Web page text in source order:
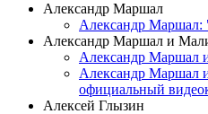
Александр Маршал
Александр Маршал:
Александр Маршал и
Александр Маршал
Александр Маршал
официальный
Алексей Глызин